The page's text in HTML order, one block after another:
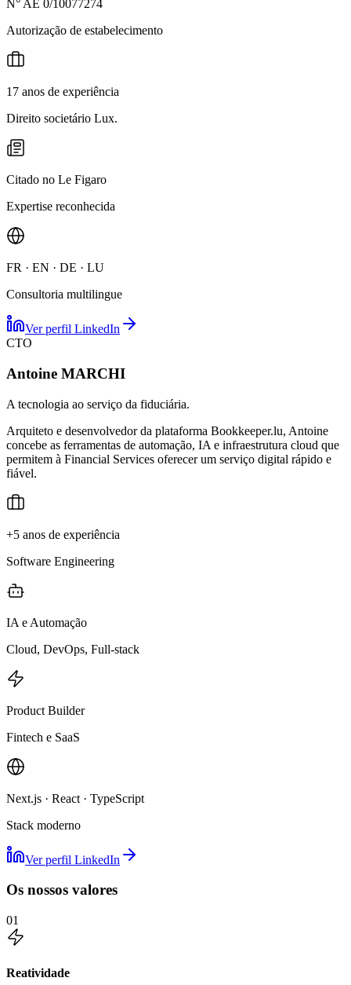
N° AE 0/10077274
Autorização de estabelecimento
17 anos de experiência
Direito societário Lux.
Citado no Le Figaro
Expertise reconhecida
FR · EN · DE · LU
Consultoria multilingue
Ver perfil LinkedIn
CTO
Antoine MARCHI
A tecnologia ao serviço da fiduciária.
Arquiteto e desenvolvedor da plataforma Bookkeeper.lu, Antoine
concebe as ferramentas de automação, IA e infraestrutura cloud que
permitem à Financial Services oferecer um serviço digital rápido e
fiável.
+5 anos de experiência
Software Engineering
IA e Automação
Cloud, DevOps, Full-stack
Product Builder
Fintech e SaaS
Next.js · React · TypeScript
Stack moderno
Ver perfil LinkedIn
Os nossos valores
01
Reatividade